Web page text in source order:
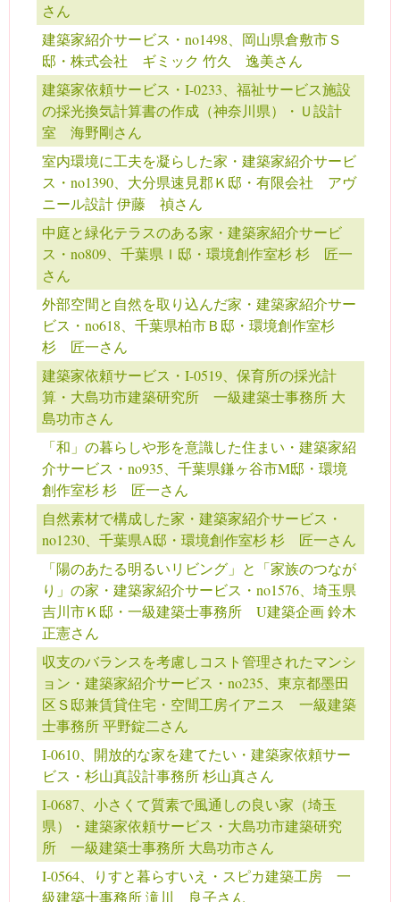
さん
建築家紹介サービス・no1498、岡山県倉敷市Ｓ
邸・株式会社 ギミック 竹久 逸美さん
建築家依頼サービス・I-0233、福祉サービス施設
の採光換気計算書の作成（神奈川県）・Ｕ設計
室 海野剛さん
室内環境に工夫を凝らした家・建築家紹介サービ
ス・no1390、大分県速見郡Ｋ邸・有限会社 アヴ
ニール設計 伊藤 禎さん
中庭と緑化テラスのある家・建築家紹介サービ
ス・no809、千葉県Ｉ邸・環境創作室杉 杉 匠一
さん
外部空間と自然を取り込んだ家・建築家紹介サー
ビス・no618、千葉県柏市Ｂ邸・環境創作室杉
杉 匠一さん
建築家依頼サービス・I-0519、保育所の採光計
算・大島功市建築研究所 一級建築士事務所 大
島功市さん
「和」の暮らしや形を意識した住まい・建築家紹
介サービス・no935、千葉県鎌ヶ谷市M邸・環境
創作室杉 杉 匠一さん
自然素材で構成した家・建築家紹介サービス・
no1230、千葉県A邸・環境創作室杉 杉 匠一さん
「陽のあたる明るいリビング」と「家族のつなが
り」の家・建築家紹介サービス・no1576、埼玉県
吉川市Ｋ邸・一級建築士事務所 U建築企画 鈴木
正憲さん
収支のバランスを考慮しコスト管理されたマンシ
ョン・建築家紹介サービス・no235、東京都墨田
区Ｓ邸兼賃貸住宅・空間工房イアニス 一級建築
士事務所 平野錠二さん
I-0610、開放的な家を建てたい・建築家依頼サー
ビス・杉山真設計事務所 杉山真さん
I-0687、小さくて質素で風通しの良い家（埼玉
県）・建築家依頼サービス・大島功市建築研究
所 一級建築士事務所 大島功市さん
I-0564、りすと暮らすいえ・スピカ建築工房 一
級建築士事務所 滝川 良子さん